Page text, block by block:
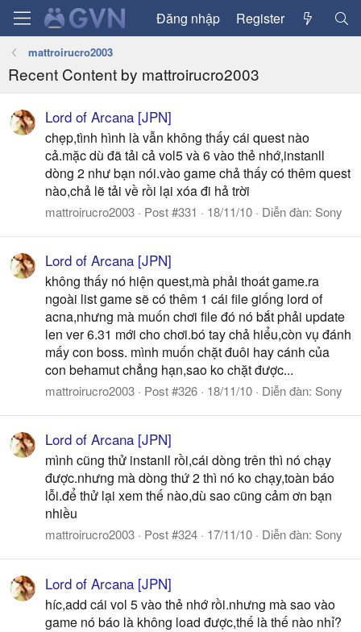
Đăng nhập Register
mattroirucro2003
Recent Content by mattroirucro2003
Lord of Arcana [JPN]
chẹp,tình hình là vẫn không thấy cái quest nào
cả.mặc dù đã tải cả vol5 và 6 vào thẻ nhớ,instanll
dòng 2 như bạn nói.vào game chả thấy có thêm quest
nào,chả lẽ tải về rồi lại xóa đi hả trời
mattroirucro2003 Post #331 18/11/10 Diễn đàn: Sony
Lord of Arcana [JPN]
không thấy nó hiện quest,mà phải thoát game.ra
ngoài list game sẽ có thêm 1 cái file giống lord of
acna,nhưng mà muốn chơi file đó nó bắt phải update
len ver 6.31 mới cho chơi.bó tay chả hiểu,còn vụ đánh
mấy con boss. mình muốn chặt đuôi hay cánh của
con behamut chẳng hạn,sao ko chặt được...
mattroirucro2003 Post #326 18/11/10 Diễn đàn: Sony
Lord of Arcana [JPN]
mình cũng thử instanll rồi,cái dòng trên thì nó chạy
được.nhưng mà dòng thứ 2 thì nó ko chạy,toàn báo
lỗi.để thử lại xem thế nào,dù sao cũng cảm ơn bạn
nhiều
mattroirucro2003 Post #324 17/11/10 Diễn đàn: Sony
Lord of Arcana [JPN]
híc,add cái vol 5 vào thẻ nhớ rồi.nhưng mà sao vào
game nó báo là không load được,thế là thế nào nhỉ?